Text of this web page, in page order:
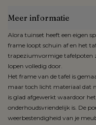
Meer informatie
Alora tuinset heeft een eigen
frame loopt schuin af en het
trapeziumvormige tafelpoten
lopen volledig door.
Het frame van de tafel is
maar toch licht materiaal dat
is glad afgewerkt waardoor
onderhoudsvriendelijk is. De
weerbestendigheid van je